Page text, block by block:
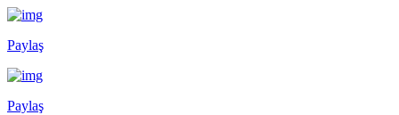
Paylaş
Paylaş